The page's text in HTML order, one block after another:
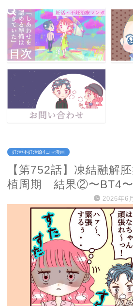
妊活/不妊治療4コマ漫画
【第752話】凍結融解
植周期 結果②〜BT4〜
2026年6